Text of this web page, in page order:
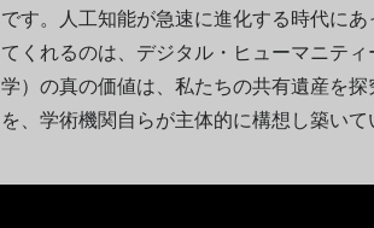
です。人工知能が急速に進化する時代に
てくれるのは、デジタル・ヒューマニテ
学）の真の価値は、私たちの共有遺産を
を、学術機関自らが主体的に構想し築い